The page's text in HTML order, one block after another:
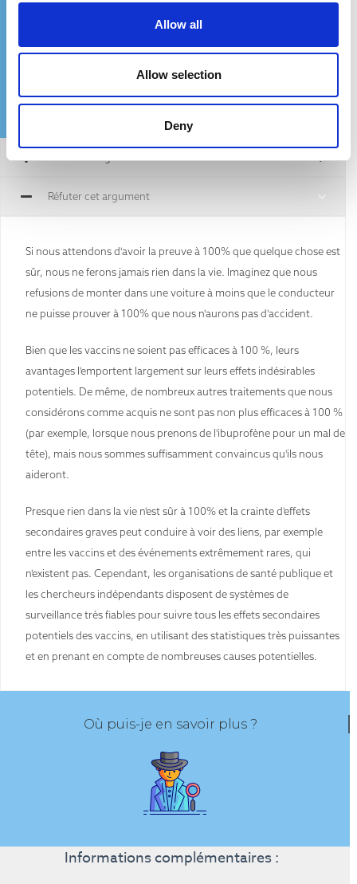
Allow all
Allow selection
Deny
Affirmation générale
Réfuter cet argument
Si nous attendons d'avoir la preuve à 100% que quelque chose est
sûr, nous ne ferons jamais rien dans la vie. Imaginez que nous
refusions de monter dans une voiture à moins que le conducteur
ne puisse prouver à 100% que nous n'aurons pas d'accident.
Bien que les vaccins ne soient pas efficaces à 100 %, leurs
avantages l'emportent largement sur leurs effets indésirables
potentiels. De même, de nombreux autres traitements que nous
considérons comme acquis ne sont pas non plus efficaces à 100 %
(par exemple, lorsque nous prenons de l'ibuprofène pour un mal de
tête), mais nous sommes suffisamment convaincus qu'ils nous
aideront.
Presque rien dans la vie n'est sûr à 100% et la crainte d'effets
secondaires graves peut conduire à voir des liens, par exemple
entre les vaccins et des événements extrêmement rares, qui
n'existent pas. Cependant, les organisations de santé publique et
les chercheurs indépendants disposent de systèmes de
surveillance très fiables pour suivre tous les effets secondaires
potentiels des vaccins, en utilisant des statistiques très puissantes
et en prenant en compte de nombreuses causes potentielles.
Où puis-je en savoir plus ?
Informations complémentaires :